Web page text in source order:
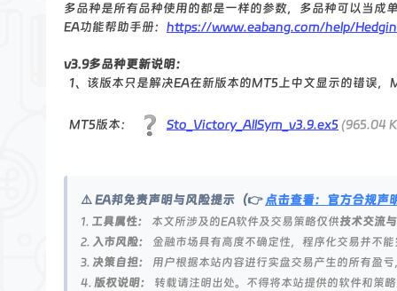
多品种是所有品种使用的都是一样的参数，多品种可以当成
EA功能帮助手册： https://www.eabang.com/help/
v3.9多品种更新说明：
1、该版本只是解决EA在新版本的MT5上中文显示的错误
MT5版本： Sto_Victory_AllSym_v3.9.ex5 (965.04
⚠️ EA邦免责声明与风险提示（👉点击查看：官方合规声
1. 工具属性： 本文所涉及的EA软件及交易策略仅供技术交流
2. 入市风险：
金融市场具有高度不确定性，程序化交易并不
3. 决策自担：
用户根据本站内容进行实盘交易产生的所有盈
4. 版权说明： 转载请注明出处。不得将本站提供的软件和策